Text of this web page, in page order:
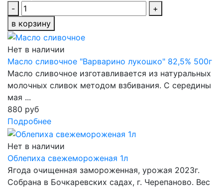
-
+
в корзину
Нет в наличии
Масло сливочное "Варварино лукошко" 82,5% 500г
Масло сливочное изготавливается из натуральных
молочных сливок методом взбивания. С середины
мая ...
880 руб
Подробнее
Нет в наличии
Облепиха свежемороженая 1л
Ягода очищенная замороженная, урожая 2023г.
Собрана в Бочкаревских садах, г. Черепаново. Вес